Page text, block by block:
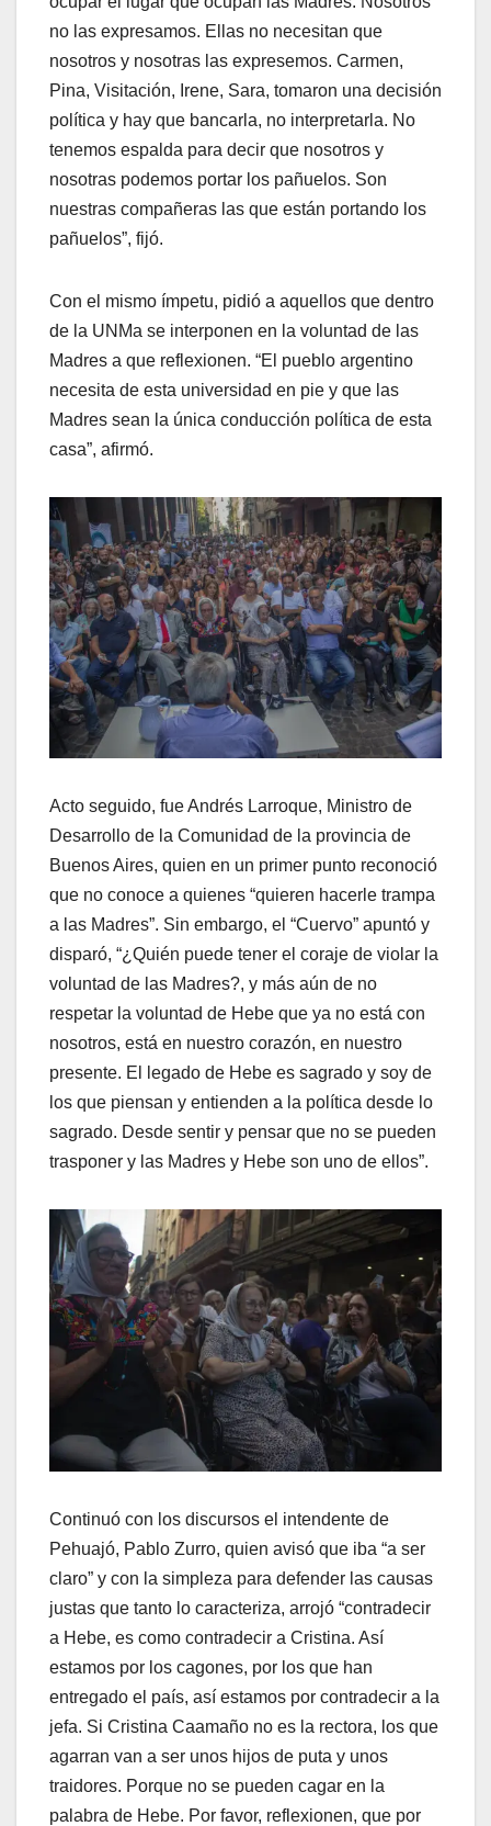
no las expresamos. Ellas no necesitan que
nosotros y nosotras las expresemos. Carmen,
Pina, Visitación, Irene, Sara, tomaron una decisión
política y hay que bancarla, no interpretarla. No
tenemos espalda para decir que nosotros y
nosotras podemos portar los pañuelos. Son
nuestras compañeras las que están portando los
pañuelos”, fijó.
Con el mismo ímpetu, pidió a aquellos que dentro
de la UNMa se interponen en la voluntad de las
Madres a que reflexionen. “El pueblo argentino
necesita de esta universidad en pie y que las
Madres sean la única conducción política de esta
casa”, afirmó.
Acto seguido, fue Andrés Larroque, Ministro de
Desarrollo de la Comunidad de la provincia de
Buenos Aires, quien en un primer punto reconoció
que no conoce a quienes “quieren hacerle trampa
a las Madres”. Sin embargo, el “Cuervo” apuntó y
disparó, “¿Quién puede tener el coraje de violar la
voluntad de las Madres?, y más aún de no
respetar la voluntad de Hebe que ya no está con
nosotros, está en nuestro corazón, en nuestro
presente. El legado de Hebe es sagrado y soy de
los que piensan y entienden a la política desde lo
sagrado. Desde sentir y pensar que no se pueden
trasponer y las Madres y Hebe son uno de ellos”.
Continuó con los discursos el intendente de
Pehuajó, Pablo Zurro, quien avisó que iba “a ser
claro” y con la simpleza para defender las causas
justas que tanto lo caracteriza, arrojó “contradecir
a Hebe, es como contradecir a Cristina. Así
estamos por los cagones, por los que han
entregado el país, así estamos por contradecir a la
jefa. Si Cristina Caamaño no es la rectora, los que
agarran van a ser unos hijos de puta y unos
traidores. Porque no se pueden cagar en la
palabra de Hebe. Por favor, reflexionen, que por